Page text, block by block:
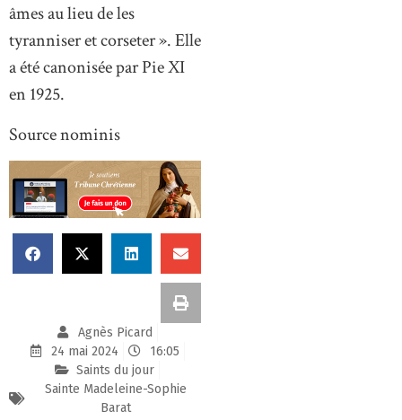
âmes au lieu de les
tyranniser et corseter ». Elle
a été canonisée par Pie XI
en 1925.
Source nominis
Agnès Picard
24 mai 2024
16:05
Saints du jour
Sainte Madeleine-Sophie
Barat